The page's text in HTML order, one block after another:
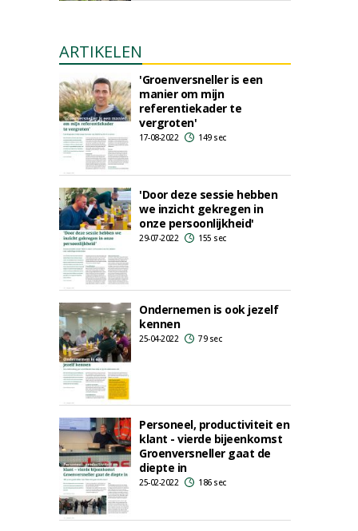
ARTIKELEN
'Groenversneller is een
manier om mijn
referentiekader te
vergroten'
17-08-2022 149 sec
'Door deze sessie hebben
we inzicht gekregen in
onze persoonlijkheid'
29-07-2022 155 sec
Ondernemen is ook jezelf
kennen
25-04-2022 79 sec
Personeel, productiviteit en
klant - vierde bijeenkomst
Groenversneller gaat de
diepte in
25-02-2022 186 sec